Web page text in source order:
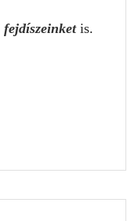
fejdíszeinket is.